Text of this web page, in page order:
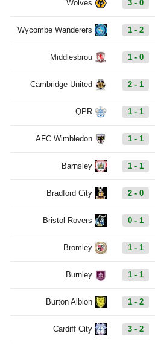
Wolves 3 - 0
Wycombe Wanderers 1 - 2
Middlesbrou 1 - 0
Cambridge United 2 - 1
QPR 1 - 1
AFC Wimbledon 1 - 1
Barnsley 1 - 1
Bradford City 2 - 0
Bristol Rovers 0 - 1
Bromley 1 - 1
Burnley 1 - 1
Burton Albion 1 - 2
Cardiff City 3 - 2